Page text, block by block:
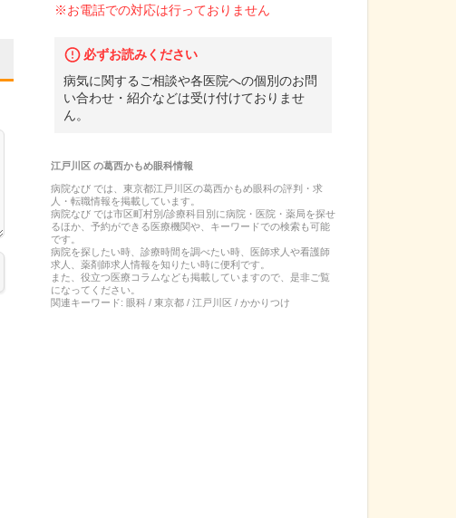
※お電話での対応は行っておりません
必ずお読みください
病気に関するご相談や各医院への個別のお問
い合わせ・紹介などは受け付けておりませ
ん。
江戸川区の葛西かもめ眼科情報
病院なび では、 東京都江戸川区の葛西かもめ眼科の評判・求
人・転職情報を掲載しています。
病院なび では市区町村別/診療科目別に病院・医院・薬局を探せ
るほか、予約ができる医療機関や、キーワードでの検索も可能
です。
病院を探したい時、診療時間を調べたい時、医師求人や看護師
求人、薬剤師求人情報を知りたい時に便利です。
また、役立つ医療コラムなども掲載していますので、是非ご覧
になってください。
関連キーワード: 眼科 / 東京都 / 江戸川区 / かかりつけ